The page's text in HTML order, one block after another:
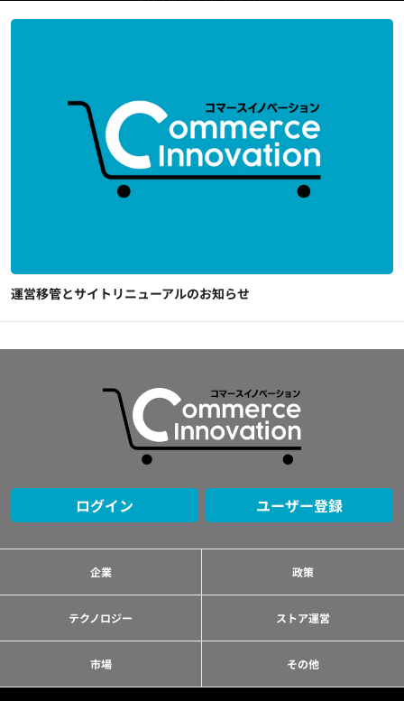
運営移管とサイトリニューアルのお知らせ
ログイン ユーザー登録
企業 政策
テクノロジー ストア運営
市場 その他